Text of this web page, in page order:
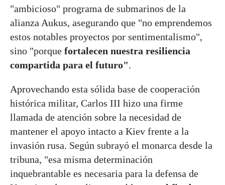
"ambicioso" programa de submarinos de la
alianza Aukus, asegurando que "no emprendemos
estos notables proyectos por sentimentalismo",
sino "porque fortalecen nuestra resiliencia
compartida para el futuro".
Aprovechando esta sólida base de cooperación
histórica militar, Carlos III hizo una firme
llamada de atención sobre la necesidad de
mantener el apoyo intacto a Kiev frente a la
invasión rusa. Según subrayó el monarca desde la
tribuna, "esa misma determinación
inquebrantable es necesaria para la defensa de